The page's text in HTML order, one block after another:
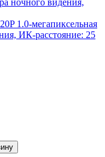
1.0-мегапиксельная
ИК-расстояние: 25